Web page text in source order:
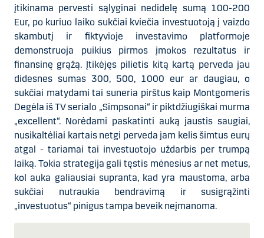
įtikinama pervesti sąlyginai nedidelę sumą 100-200
Eur, po kuriuo laiko sukčiai kviečia investuotoją į vaizdo
skambutį ir fiktyvioje investavimo platformoje
demonstruoja puikius pirmos įmokos rezultatus ir
finansinę grąžą. Įtikėjęs pilietis kitą kartą perveda jau
didesnes sumas 300, 500, 1000 eur ar daugiau, o
sukčiai matydami tai suneria pirštus kaip Montgomeris
Degėla iš TV serialo „Simpsonai“ ir piktdžiugiškai murma
„excellent“. Norėdami paskatinti auką jaustis saugiai,
nusikaltėliai kartais netgi perveda jam kelis šimtus eurų
atgal - tariamai tai investuotojo uždarbis per trumpą
laiką. Tokia strategija gali tęstis mėnesius ar net metus,
kol auka galiausiai supranta, kad yra maustoma, arba
sukčiai nutraukia bendravimą ir susigrąžinti
„investuotus“ pinigus tampa beveik neįmanoma.